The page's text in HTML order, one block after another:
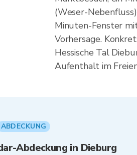
(Weser-
Minuten-Fenster
Vorhersage.
Hessische Tal
Aufenthalt im
ABDECKUNG
Abdeckung in Dieburg